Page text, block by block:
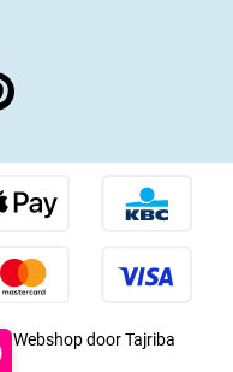
|Webshop door Tajriba